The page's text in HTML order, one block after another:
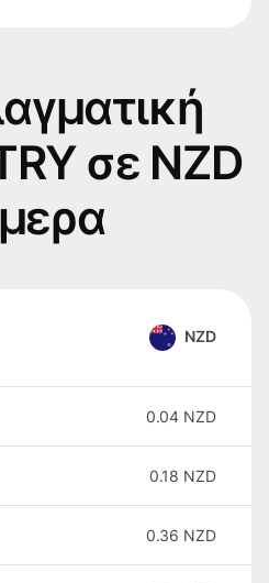
σε NZD
NZD
0.04 NZD
0.18 NZD
0.36 NZD